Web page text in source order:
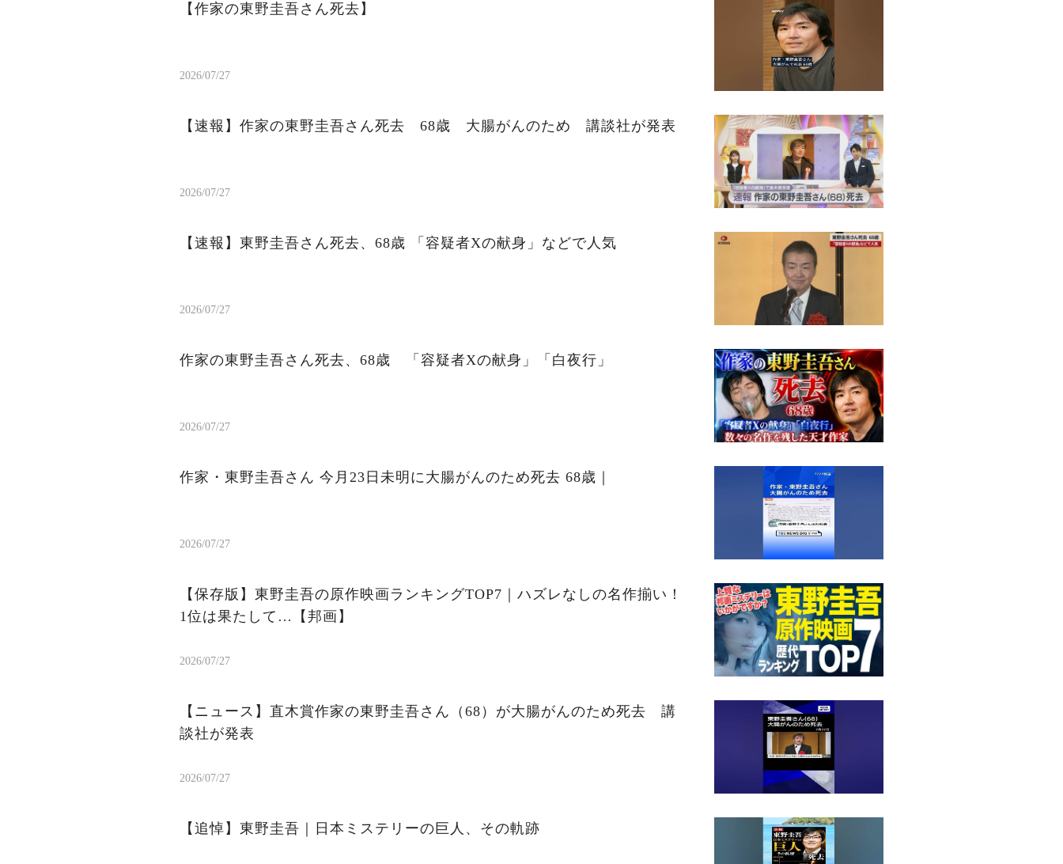
【作家の東野圭吾さん死去】
2026/07/27
【速報】作家の東野圭吾さん死去 68歳 大腸がんのため 講談社が発表
2026/07/27
【速報】東野圭吾さん死去、68歳 「容疑者Xの献身」などで人気
2026/07/27
作家の東野圭吾さん死去、68歳 「容疑者Xの献身」「白夜行」
2026/07/27
作家・東野圭吾さん 今月23日未明に大腸がんのため死去 68歳｜
2026/07/27
【保存版】東野圭吾の原作映画ランキングTOP7｜ハズレなしの名作揃い！
1位は果たして…【邦画】
2026/07/27
【ニュース】直木賞作家の東野圭吾さん（68）が大腸がんのため死去 講
談社が発表
2026/07/27
【追悼】東野圭吾｜日本ミステリーの巨人、その軌跡